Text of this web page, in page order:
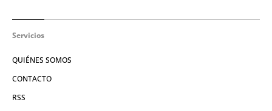
Servicios
QUIÉNES SOMOS
CONTACTO
RSS